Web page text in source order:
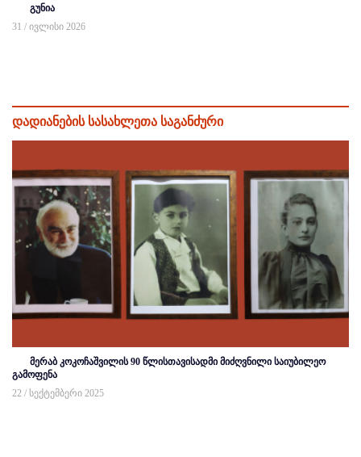
გუნია
31 / ივლისი 2026
დადიანების სასახლეთა საგანძური
მერაბ კოკოჩაშვილის 90 წლისთავისადმი მიძღვნილი საიუბილეო
გამოფენა
22 / სექტემბერი 2025